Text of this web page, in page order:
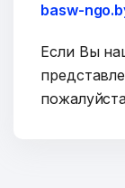
basw-
Если Вы